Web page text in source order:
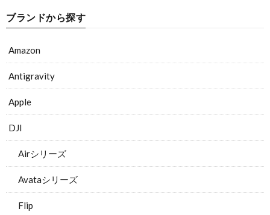
ブランドから探す
Amazon
Antigravity
Apple
DJI
Airシリーズ
Avataシリーズ
Flip